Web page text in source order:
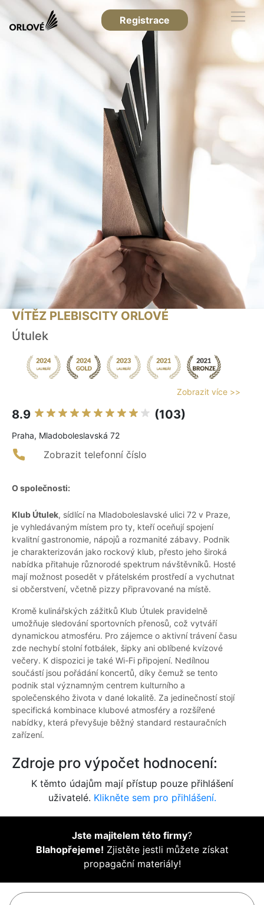
Registrace
VÍTĚZ PLEBISCITY ORLOVÉ
Útulek
Zobrazit více >>
8.9 (103)
Praha, Mladoboleslavská 72
Zobrazit telefonní číslo
O společnosti:
Klub Útulek, sídlící na Mladoboleslavské ulici 72 v Praze,
je vyhledávaným místem pro ty, kteří oceňují spojení
kvalitní gastronomie, nápojů a rozmanité zábavy. Podnik
je charakterizován jako rockový klub, přesto jeho široká
nabídka přitahuje různorodé spektrum návštěvníků. Hosté
mají možnost posedět v přátelském prostředí a vychutnat
si občerstvení, včetně pizzy připravované na místě.
Kromě kulinářských zážitků Klub Útulek pravidelně
umožňuje sledování sportovních přenosů, což vytváří
dynamickou atmosféru. Pro zájemce o aktivní trávení času
zde nechybí stolní fotbálek, šipky ani oblíbené kvízové
večery. K dispozici je také Wi-Fi připojení. Nedílnou
součástí jsou pořádání koncertů, díky čemuž se tento
podnik stal významným centrem kulturního a
společenského života v dané lokalitě. Za jedinečností stojí
specifická kombinace klubové atmosféry a rozšířené
nabídky, která převyšuje běžný standard restauračních
zařízení.
Zdroje pro výpočet hodnocení:
K těmto údajům mají přístup pouze přihlášení
uživatelé. Klikněte sem pro přihlášení.
Jste majitelem této firmy?
Blahopřejeme! Zjistěte jestli můžete získat
propagační materiály!